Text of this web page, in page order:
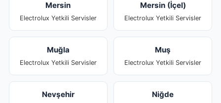
Mersin
Electrolux Yetkili Servisler
Mersin (İçel)
Electrolux Yetkili Servisler
Muğla
Electrolux Yetkili Servisler
Muş
Electrolux Yetkili Servisler
Nevşehir Niğde